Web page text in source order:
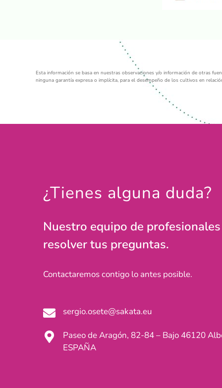
Esta información se basa en nuestras observaciones y/o información de otras
ninguna garantía expresa o implícita, para el desempeño de los cultivos en
¿Tienes alguna duda?
Nuestro equipo de
resolver tus preguntas.
Contactaremos contigo lo antes posible.
sergio.osete@sakata.eu
Paseo de Aragón, 82-84 – Bajo 46120
ESPAÑA